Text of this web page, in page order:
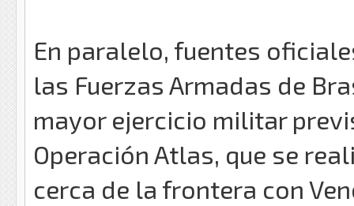
En paralelo, fuentes
las Fuerzas Armadas de
mayor ejercicio militar
Operación Atlas, que se
cerca de la frontera con